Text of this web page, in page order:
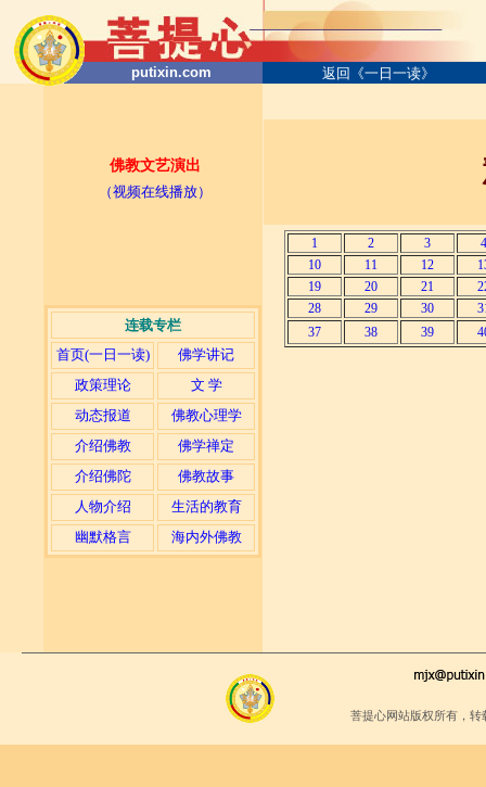
putixin.com 返回《一日一读》
佛教文艺演出
（视频在线播放）
连载专栏
首页(一日一读)
佛学讲记
政策理论
文 学
动态报道
佛教心理学
介绍佛教
佛学禅定
介绍佛陀
佛教故事
人物介绍
生活的教育
幽默格言
海内外佛教
1 2 3
4
10
11 12
19
20 21
28
29 30
37
38 39
菩提心网站版权所有，